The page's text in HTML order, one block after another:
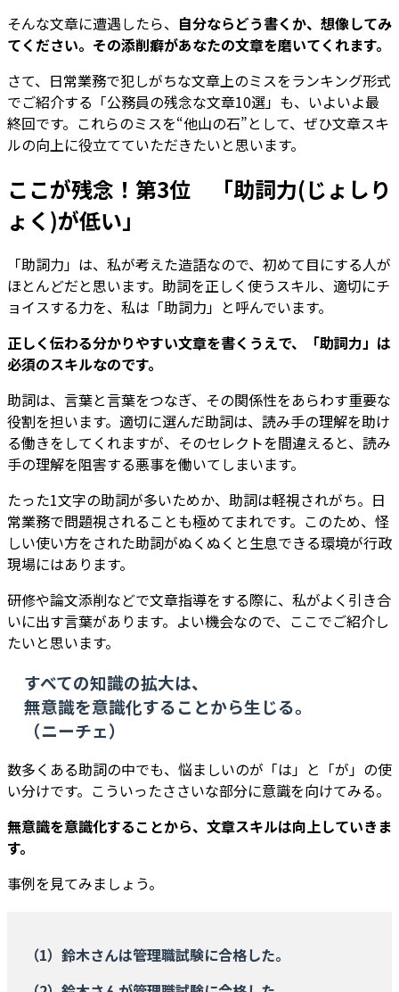
そんな文章に遭遇したら、 自分ならどう書くか、想像してみ
てください。その添削癖があなたの文章を磨いてくれます。
さて、日常業務で犯しがちな文章上のミスをランキング形式
でご紹介する「公務員の残念な文章10選」も、いよいよ最
終回です。これらのミスを“他山の石”として、ぜひ文章スキ
ルの向上に役立てていただきたいと思います。
ここが残念！第3位 「助詞力(じょしり
ょく)が低い」
「助詞力」は、私が考えた造語なので、初めて目にする人が
ほとんどだと思います。助詞を正しく使うスキル、適切にチ
ョイスする力を、私は「助詞力」と呼んでいます。
正しく伝わる分かりやすい文章を書くうえで、「助詞力」は
必須のスキルなのです。
助詞は、言葉と言葉をつなぎ、その関係性をあらわす重要な
役割を担います。適切に選んだ助詞は、読み手の理解を助け
る働きをしてくれますが、そのセレクトを間違えると、読み
手の理解を阻害する悪事を働いてしまいます。
たった1文字の助詞が多いためか、助詞は軽視されがち。日
常業務で問題視されることも極めてまれです。このため、怪
しい使い方をされた助詞がぬくぬくと生息できる環境が行政
現場にはあります。
研修や論文添削などで文章指導をする際に、私がよく引き合
いに出す言葉があります。よい機会なので、ここでご紹介し
たいと思います。
すべての知識の拡大は、
無意識を意識化することから生じる。
（ニーチェ）
数多くある助詞の中でも、悩ましいのが「は」と「が」の使
い分けです。こういったささいな部分に意識を向けてみる。
無意識を意識化することから、文章スキルは向上していきま
す。
事例を見てみましょう。
（1）鈴木さんは管理職試験に合格した。